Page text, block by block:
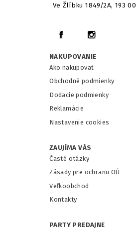
Ve Žlíbku 1849/2A, 193
NAKUPOVANIE
Ako nakupovať
Obchodné podmienky
Dodacie podmienky
Reklamácie
Nastavenie cookies
ZAUJÍMA VÁS
Časté otázky
Zásady pre ochranu OÚ
Veľkoobchod
Kontakty
PARTY PREDAJNE